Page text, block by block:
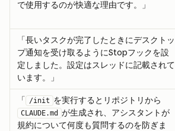
で使用するのが快適な理由です。」
「長いタスクが完了したときにデスクトッ
プ通知を受け取るようにStopフックを設
定しました。設定はスレッドに記載されて
います。」
「 /init を実行するとリポジトリから
CLAUDE.md が生成され、アシスタントが
規約について何度も質問するのを防ぎま